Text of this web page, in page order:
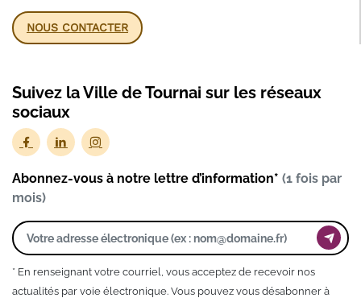
NOUS CONTACTER
Suivez la Ville de Tournai sur les réseaux
sociaux
Abonnez-vous à notre lettre d’information* (1 fois par
mois)
* En renseignant votre courriel, vous acceptez de recevoir nos
actualités par voie électronique. Vous pouvez vous désabonner à